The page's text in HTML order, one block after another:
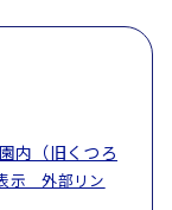
内（旧くつろ
示 外部リン